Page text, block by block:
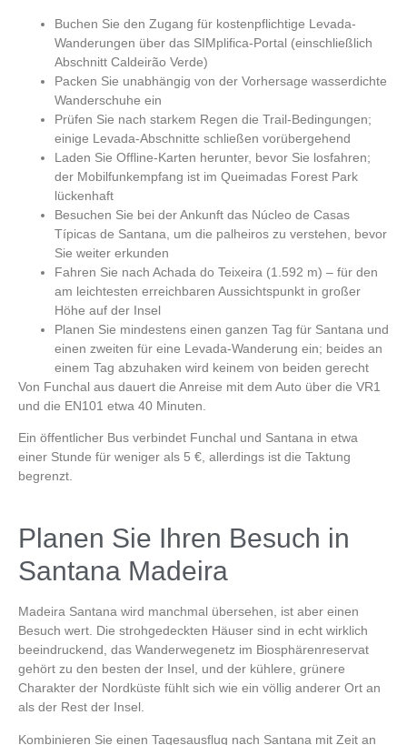
Buchen Sie den Zugang für kostenpflichtige Levada-
Wanderungen über das SIMplifica-Portal (einschließlich
Abschnitt Caldeirão Verde)
Packen Sie unabhängig von der Vorhersage wasserdichte
Wanderschuhe ein
Prüfen Sie nach starkem Regen die Trail-Bedingungen;
einige Levada-Abschnitte schließen vorübergehend
Laden Sie Offline-Karten herunter, bevor Sie losfahren;
der Mobilfunkempfang ist im Queimadas Forest Park
lückenhaft
Besuchen Sie bei der Ankunft das Núcleo de Casas
Típicas de Santana, um die palheiros zu verstehen, bevor
Sie weiter erkunden
Fahren Sie nach Achada do Teixeira (1.592 m) – für den
am leichtesten erreichbaren Aussichtspunkt in großer
Höhe auf der Insel
Planen Sie mindestens einen ganzen Tag für Santana und
einen zweiten für eine Levada-Wanderung ein; beides an
einem Tag abzuhaken wird keinem von beiden gerecht
Von Funchal aus dauert die Anreise mit dem Auto über die VR1
und die EN101 etwa 40 Minuten.
Ein öffentlicher Bus verbindet Funchal und Santana in etwa
einer Stunde für weniger als 5 €, allerdings ist die Taktung
begrenzt.
Planen Sie Ihren Besuch in
Santana Madeira
Madeira Santana wird manchmal übersehen, ist aber einen
Besuch wert. Die strohgedeckten Häuser sind in echt wirklich
beeindruckend, das Wanderwegenetz im Biosphärenreservat
gehört zu den besten der Insel, und der kühlere, grünere
Charakter der Nordküste fühlt sich wie ein völlig anderer Ort an
als der Rest der Insel.
Kombinieren Sie einen Tagesausflug nach Santana mit Zeit an